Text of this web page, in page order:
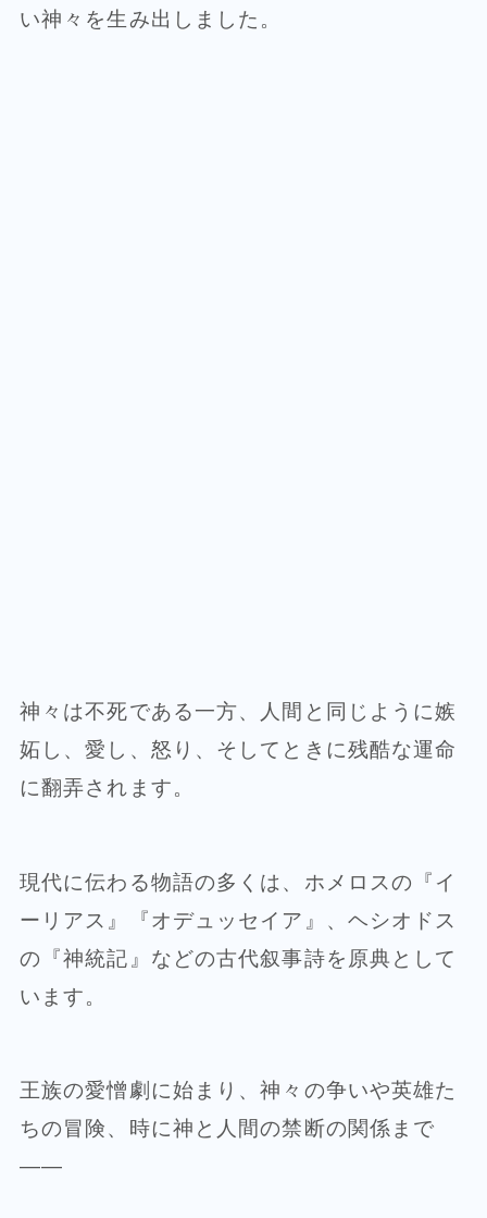
い神々を生み出しました。
神々は不死である一方、人間と同じように嫉
妬し、愛し、怒り、そしてときに残酷な運命
に翻弄されます。
現代に伝わる物語の多くは、ホメロスの『イ
ーリアス』『オデュッセイア』、ヘシオドス
の『神統記』などの古代叙事詩を原典として
います。
王族の愛憎劇に始まり、神々の争いや英雄た
ちの冒険、時に神と人間の禁断の関係まで
——